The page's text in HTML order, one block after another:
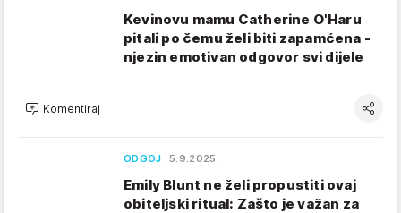
Kevinovu mamu Catherine O'Haru
pitali po čemu želi biti zapamćena -
njezin emotivan odgovor svi dijele
Komentiraj
ODGOJ 5.9.2025.
Emily Blunt ne želi propustiti ovaj
obiteljski ritual: Zašto je važan za